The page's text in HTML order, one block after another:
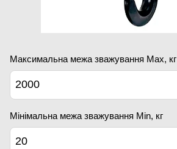
Максимальна межа зважування Мах, кг
2000
Мінімальна межа зважування Min, кг
20